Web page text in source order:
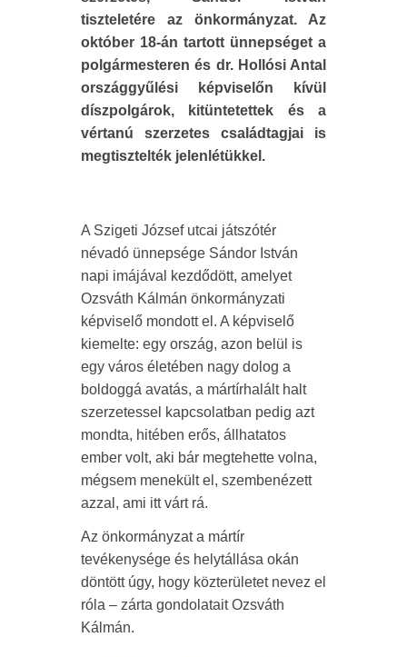
tiszteletére az önkormányzat. Az
október 18-án tartott ünnepséget a
polgármesteren és dr. Hollósi Antal
országgyűlési képviselőn kívül
díszpolgárok, kitüntetettek és a
vértanú szerzetes családtagjai is
megtisztelték jelenlétükkel.
A Szigeti József utcai játszótér
névadó ünnepsége Sándor István
napi imájával kezdődött, amelyet
Ozsváth Kálmán önkormányzati
képviselő mondott el. A képviselő
kiemelte: egy ország, azon belül is
egy város életében nagy dolog a
boldoggá avatás, a mártírhalált halt
szerzetessel kapcsolatban pedig azt
mondta, hitében erős, állhatatos
ember volt, aki bár megtehette volna,
mégsem menekült el, szembenézett
azzal, ami itt várt rá.
Az önkormányzat a mártír
tevékenysége és helytállása okán
döntött úgy, hogy közterületet nevez el
róla – zárta gondolatait Ozsváth
Kálmán.